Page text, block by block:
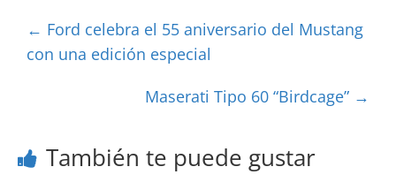
← Ford celebra el 55 aniversario del Mustang
con una edición especial
Maserati Tipo 60 “Birdcage” →
También te puede gustar